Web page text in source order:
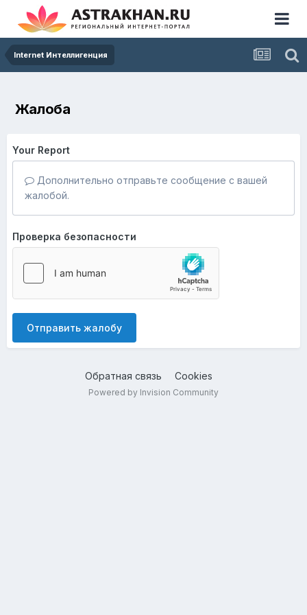
Internet Интеллигенция
Жалоба
Your Report
Дополнительно отправьте сообщение с вашей
жалобой.
Проверка безопасности
Отправить жалобу
Обратная связь Cookies
Powered by Invision Community